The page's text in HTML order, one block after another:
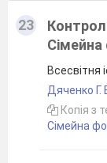
23
Всесвітня
Дяченко Г.
Копія з
Сімейна